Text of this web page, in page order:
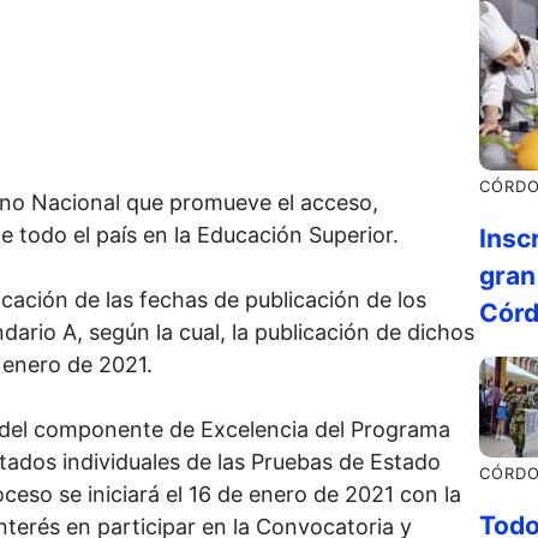
Nacional que promueve el acceso,
todo el país en la Educación Superior.
de las fechas de publicación de los
A, según la cual, la publicación de dichos
de 2021.
componente de Excelencia del Programa
individuales de las Pruebas de Estado
se iniciará el 16 de enero de 2021 con la
en participar en la Convocatoria y